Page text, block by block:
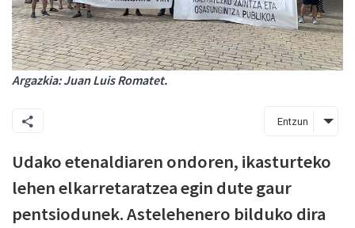
Argazkia: Juan Luis Romatet.
Entzun
Udako etenaldiaren ondoren, ikasturteko
lehen elkarretaratzea egin dute gaur
pentsiodunek. Astelehenero bilduko dira